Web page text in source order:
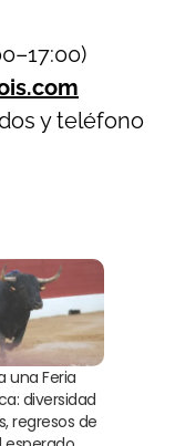
y teléfono
una Feria
diversidad
regresos de